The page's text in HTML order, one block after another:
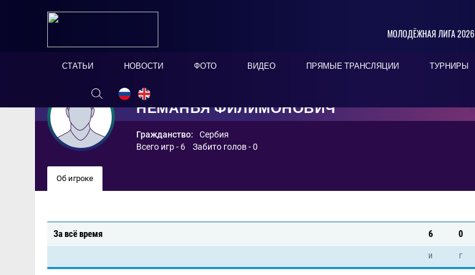
МОЛОДЁЖНАЯ ЛИГА 2026
СТАТЬИ НОВОСТИ ФОТО ВИДЕО ПРЯМЫЕ ТРАНСЛЯЦИИ ТУРНИРЫ
НЕМАНЬЯ ФИЛИМОНОВИЧ
Гражданство:
Сербия
Всего игр - 6 Забито голов - 0
Об игроке
За всё время 6 0
И Г